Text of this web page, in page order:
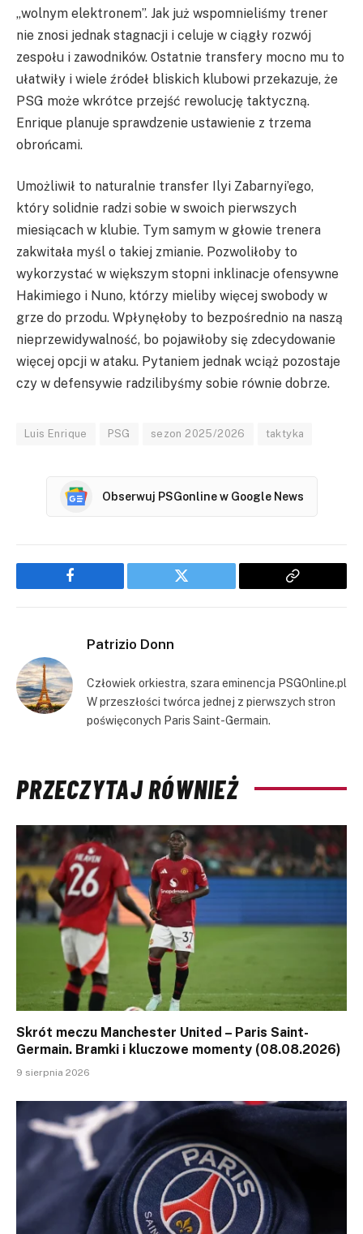
„wolnym elektronem”. Jak już wspomnieliśmy trener
nie znosi jednak stagnacji i celuje w ciągły rozwój
zespołu i zawodników. Ostatnie transfery mocno mu to
ułatwiły i wiele źródeł bliskich klubowi przekazuje, że
PSG może wkrótce przejść rewolucję taktyczną.
Enrique planuje sprawdzenie ustawienie z trzema
obrońcami.
Umożliwił to naturalnie transfer Ilyi Zabarnyi’ego,
który solidnie radzi sobie w swoich pierwszych
miesiącach w klubie. Tym samym w głowie trenera
zakwitała myśl o takiej zmianie. Pozwoliłoby to
wykorzystać w większym stopni inklinacje ofensywne
Hakimiego i Nuno, którzy mieliby więcej swobody w
grze do przodu. Wpłynęłoby to bezpośrednio na naszą
nieprzewidywalność, bo pojawiłoby się zdecydowanie
więcej opcji w ataku. Pytaniem jednak wciąż pozostaje
czy w defensywie radzilibyśmy sobie równie dobrze.
Luis Enrique PSG sezon 2025/2026 taktyka
Obserwuj PSGonline w Google News
Facebook Twitter
Copy
Patrizio Donn
Człowiek orkiestra, szara eminencja PSGOnline.pl
W przeszłości twórca jednej z pierwszych stron
poświęconych Paris Saint-Germain.
PRZECZYTAJ RÓWNIEŻ
Skrót meczu Manchester United – Paris Saint-
Germain. Bramki i kluczowe momenty (08.08.2026)
9 sierpnia 2026